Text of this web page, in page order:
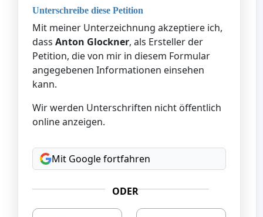
Unterschreibe diese Petition
Mit meiner Unterzeichnung akzeptiere ich,
dass Anton Glockner, als Ersteller der
Petition, die von mir in diesem Formular
angegebenen Informationen einsehen
kann.
Wir werden Unterschriften nicht öffentlich
online anzeigen.
Mit Google fortfahren
ODER